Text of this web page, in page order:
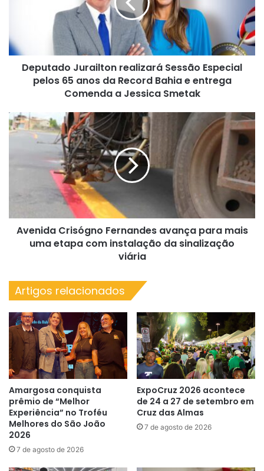
anos
da
Record
Comenda
a
Jessica
Deputado Jurailton realizará Sessão Especial
pelos 65 anos da Record Bahia e entrega
Comenda a Jessica Smetak
Avenida
Crisógno
Fernandes
para
com
instalação
Avenida Crisógno Fernandes avança para mais
uma etapa com instalação da sinalização
viária
Artigos relacionados
Amargosa conquista
prêmio de “Melhor
Experiência” no Troféu
Melhores do São João
2026
7 de agosto de 2026
ExpoCruz 2026 acontece
de 24 a 27 de setembro em
Cruz das Almas
7 de agosto de 2026